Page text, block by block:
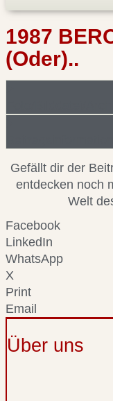
1987
(Oder)..
Gefällt dir der
entdecken noch
Welt
Facebook
LinkedIn
WhatsApp
X
Print
Email
Über uns